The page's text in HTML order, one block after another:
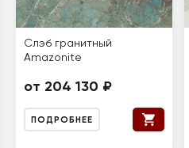
Слэб гранитный
Amazonite
от 204 130 ₽
ПОДРОБНЕЕ